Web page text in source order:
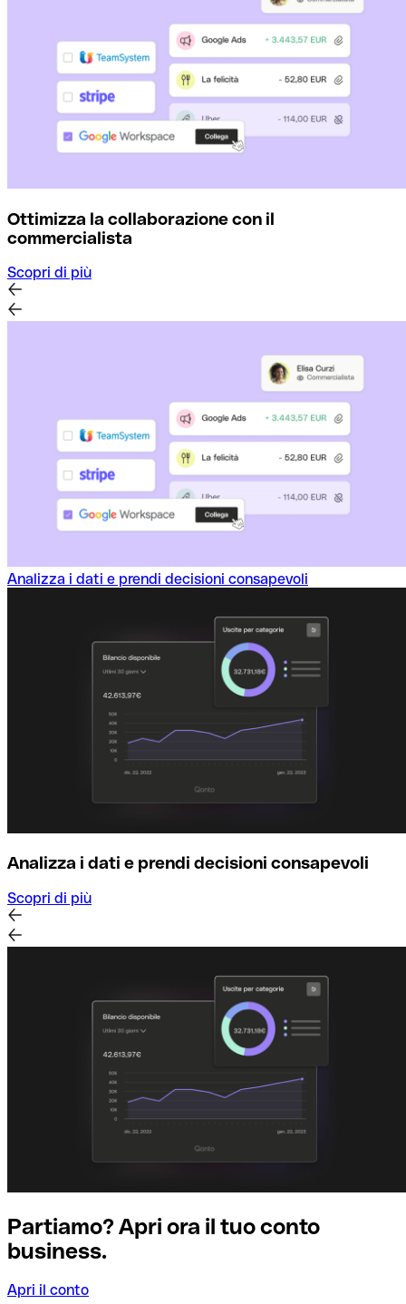
Ottimizza la collaborazione con il
commercialista
Scopri di più
Analizza i dati e prendi decisioni consapevoli
Analizza i dati e prendi decisioni consapevoli
Scopri di più
Partiamo? Apri ora il tuo conto
business.
Apri il conto